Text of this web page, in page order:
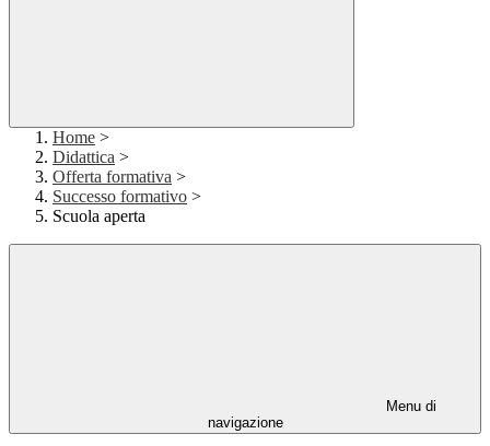
Home >
Didattica >
Offerta formativa >
Successo formativo >
Scuola aperta
Menu di
navigazione